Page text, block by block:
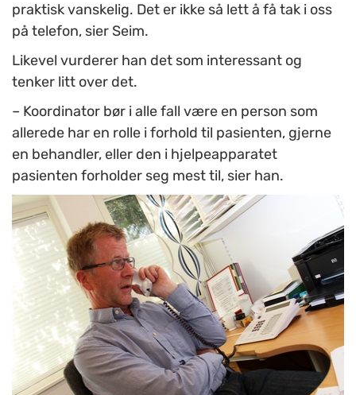
praktisk vanskelig. Det er ikke så lett å få tak i oss
på telefon, sier Seim.
Likevel vurderer han det som interessant og
tenker litt over det.
– Koordinator bør i alle fall være en person som
allerede har en rolle i forhold til pasienten, gjerne
en behandler, eller den i hjelpeapparatet
pasienten forholder seg mest til, sier han.